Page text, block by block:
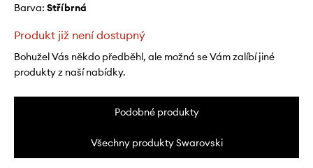
Barva: stříbrná
Produkt již není dostupný
Bohužel Vás někdo předběhl, ale možná se Vám zalíbí jiné
produkty z naší nabídky.
Podobné produkty
Všechny produkty Swarovski